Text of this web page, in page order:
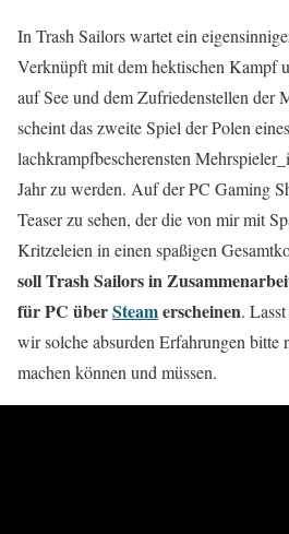
In Trash Sailors wartet ein
Verknüpft mit dem hektischen Kampf
auf See und dem Zufriedenstellen der
scheint das zweite Spiel der Polen
lachkrampfbescherensten
Jahr zu werden. Auf der PC Gaming
Teaser zu sehen, der die von mir mit
Kritzeleien in einen spaßigen
soll Trash Sailors in
für PC überSteamerscheinen.
wir solche absurden Erfahrungen bitte
machen können und müssen.